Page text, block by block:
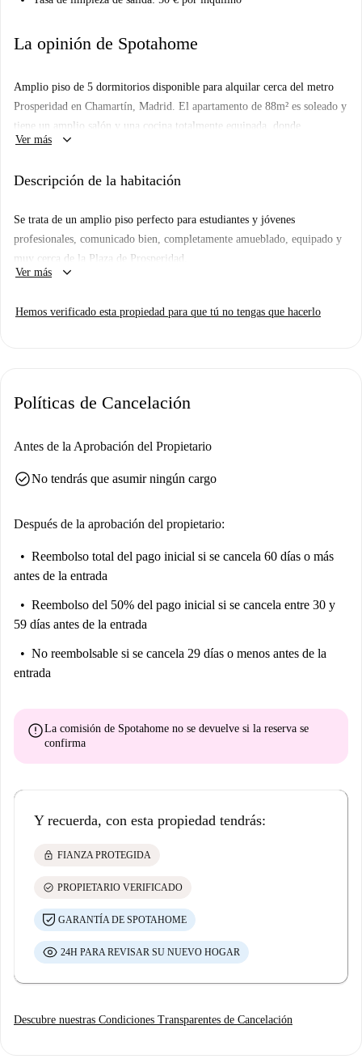
La opinión de Spotahome
Amplio piso de 5 dormitorios disponible para alquilar cerca del metro
Prosperidad en Chamartín, Madrid. El apartamento de 88m² es soleado y
tiene un amplio salón y una cocina totalmente equipada, donde
encontrará un horno y mucho espacio para guardar cosas. Hay 2 baños
está en el apartamento para su uso.
ciudad de Madrid. Lleno de tiendas, restaurantes, cafés, bares y pequeños
parques, ¡vivirás una vida verdaderamente local en Prosperidad!
Ver más keyboard_arrow_down
Descripción de la habitación
Se trata de un amplio piso perfecto para estudiantes y jóvenes
profesionales, comunicado bien, completamente amueblado, equipado y
muy cerca de la Plaza de Prosperidad.
que te lleva al IE) y si estudias en EAE estarás a escasos minutos a pie
la calle (además de muchos otros cercanos), tiendas y restaurantes, pero
Ver más keyboard_arrow_down
Hemos verificado esta propiedad para que tú no tengas que hacerlo
Políticas de Cancelación
Antes de la Aprobación del Propietario
check_circleNo tendrás que asumir ningún cargo
Después de la aprobación del propietario:
Reembolso total del pago inicial si se cancela 60 días o más
antes de la entrada
Reembolso del 50% del pago inicial si se cancela entre 30 y
59 días antes de la entrada
No reembolsable si se cancela 29 días o menos antes de la
entrada
errorLa comisión de Spotahome no se devuelve si la reserva se
confirma
Y recuerda, con esta propiedad tendrás:
lock FIANZA PROTEGIDA
check_circle PROPIETARIO VERIFICADO
GARANTÍA DE SPOTAHOME
24H PARA REVISAR SU NUEVO HOGAR
Descubre nuestras Condiciones Transparentes de Cancelación